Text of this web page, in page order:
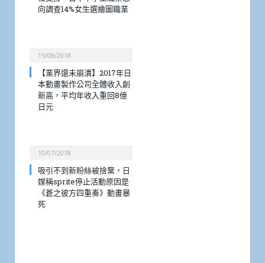
向調查14%女生選繪圖職業
15/08/2018
【業界還未崩潰】2017年日
本動畫製作公司全體收入創
新高，平均年收入重回8億
日元
10/07/2018
吸引不到新粉絲被捨棄，日
媒稱sprite停止活動原因是
《蒼之彼方四重奏》動畫暴
死